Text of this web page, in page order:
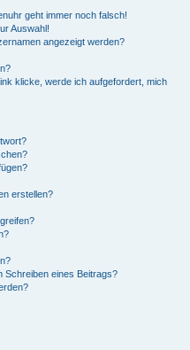
geht immer noch falsch!
Auswahl!
angezeigt werden?
klicke, werde ich aufgefordert, mich
erstellen?
Schreiben eines Beitrags?